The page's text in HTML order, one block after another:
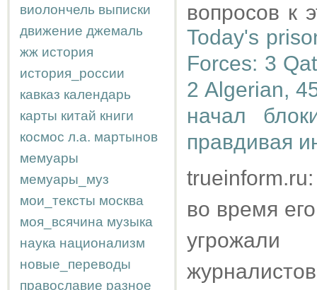
виолончель выписки
движение джемаль
жж история
история_россии
кавказ календарь
карты китай книги
космос л.а. мартынов
мемуары
мемуары_муз
мои_тексты москва
моя_всячина музыка
наука национализм
новые_переводы
православие разное
вопросов к
Today's
Forces: 3
2 Algerian,
начал
правдивая
во время